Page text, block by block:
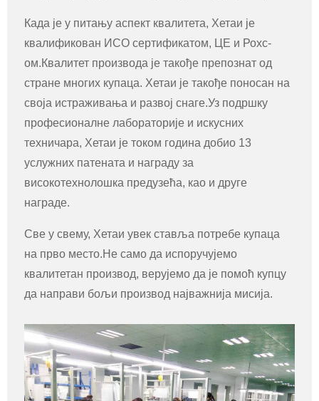
Када је у питању аспект квалитета, Хетаи је
квалификован ИСО сертификатом, ЦЕ и Рохс-
ом.Квалитет производа је такође препознат од
стране многих купаца. Хетаи је такође поносан на
своја истраживања и развој снаге.Уз подршку
професионалне лабораторије и искусних
техничара, Хетаи је током година добио 13
услужних патената и награду за
високотехнолошка предузећа, као и друге
награде.
Све у свему, Хетаи увек ставља потребе купаца
на прво место.Не само да испоручујемо
квалитетан производ, верујемо да је помоћ купцу
да направи бољи производ најважнија мисија.